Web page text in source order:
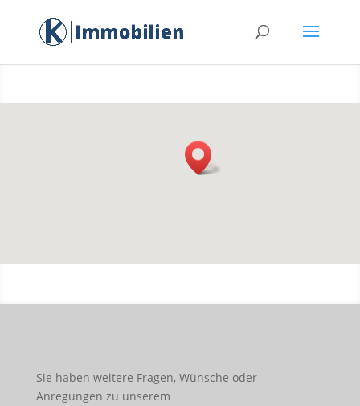
Sie haben weitere Fragen, Wünsche oder
Anregungen zu unserem